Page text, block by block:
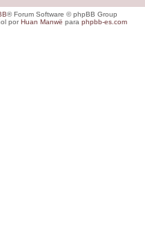
® Forum Software © phpBB Group
porHuan Manwë para phpbb-es.com